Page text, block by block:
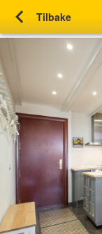
chevron_left Tilbake